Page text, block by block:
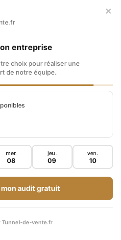
de l’indice boursier
vos valeurs !
POUR
AVEC LES ETF
il vaut mieux
levier et/ou inverse
les marchés
portefeuille ETF
les meilleurs résultats
×
entreprise
choix pour réaliser une
de notre équipe.
mer.
08
jeu.
09
ven.
10
audit gratuit
Tunnel-de-vente.fr